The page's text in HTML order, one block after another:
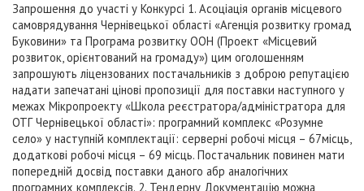
Запрошення до участі у Конкурсі 1. Асоціація органів місцевого
самоврядування Чернівецької області «Агенція розвитку громад
Буковини» та Програма розвитку ООН (Проект «Місцевий
розвиток, орієнтований на громаду») цим оголошенням
запрошують ліцензованих постачальників з доброю репутацією
надати запечатані цінові пропозиції для поставки наступного у
межах Мікропроекту «Школа реєстратора/адміністратора для
ОТГ Чернівецької області»: програмний комплекс «Розумне
село» у наступній комплектації: серверні робочі місця – 67місць,
додаткові робочі місця – 69 місць. Постачальник повинен мати
попередній досвід поставки даного абр аналогічних
програмних комплексів. 2. Тендерну Документацію можна